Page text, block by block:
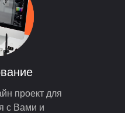
проект для
с Вами и